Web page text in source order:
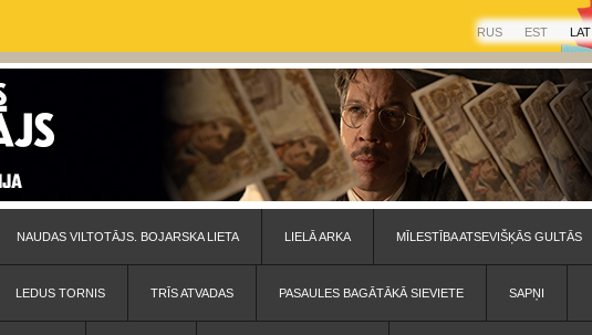
RUS EST LAT
NAUDAS VILTOTĀJS. BOJARSKA LIETA LIELĀ ARKA MĪLESTĪBA ATSEVIŠĶĀS GULTĀS
LEDUS TORNIS TRĪS ATVADAS PASAULES BAGĀTĀKĀ SIEVIETE SAPŅI